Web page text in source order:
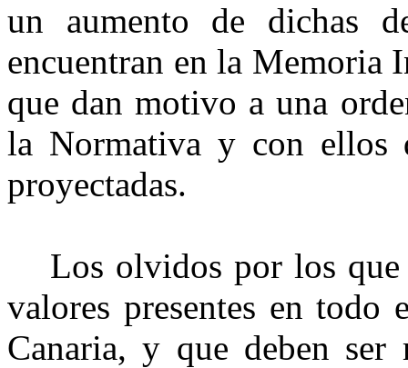
un aumento de dichas
encuentran en la
que dan motivo a una
la Normativa y con ellos
proyectadas.
Los olvidos por los que
valores presentes en
Canaria, y que deben